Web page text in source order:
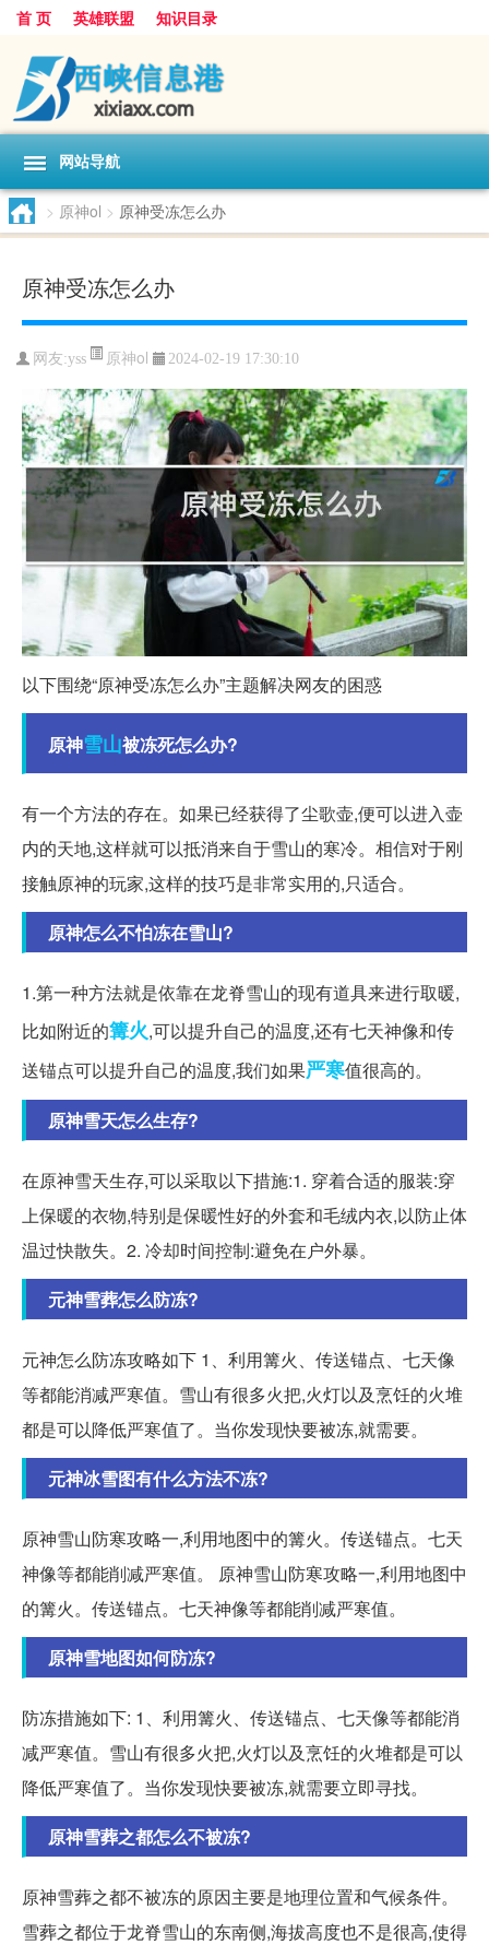
首 页 英雄联盟 知识目录
网站导航
> 原神ol > 原神受冻怎么办
原神受冻怎么办
网友:yss 原神ol 2024-02-19 17:30:10
以下围绕“原神受冻怎么办”主题解决网友的困惑
原神雪山被冻死怎么办?
有一个方法的存在。如果已经获得了尘歌壶,便可以进入壶
内的天地,这样就可以抵消来自于雪山的寒冷。相信对于刚
接触原神的玩家,这样的技巧是非常实用的,只适合。
原神怎么不怕冻在雪山?
1.第一种方法就是依靠在龙脊雪山的现有道具来进行取暖,
比如附近的篝火,可以提升自己的温度,还有七天神像和传
送锚点可以提升自己的温度,我们如果严寒值很高的。
原神雪天怎么生存?
在原神雪天生存,可以采取以下措施:1. 穿着合适的服装:穿
上保暖的衣物,特别是保暖性好的外套和毛绒内衣,以防止体
温过快散失。2. 冷却时间控制:避免在户外暴。
元神雪葬怎么防冻?
元神怎么防冻攻略如下 1、利用篝火、传送锚点、七天像
等都能消减严寒值。雪山有很多火把,火灯以及烹饪的火堆
都是可以降低严寒值了。当你发现快要被冻,就需要。
元神冰雪图有什么方法不冻?
原神雪山防寒攻略一,利用地图中的篝火。传送锚点。七天
神像等都能削减严寒值。 原神雪山防寒攻略一,利用地图中
的篝火。传送锚点。七天神像等都能削减严寒值。
原神雪地图如何防冻?
防冻措施如下: 1、利用篝火、传送锚点、七天像等都能消
减严寒值。雪山有很多火把,火灯以及烹饪的火堆都是可以
降低严寒值了。当你发现快要被冻,就需要立即寻找。
原神雪葬之都怎么不被冻?
原神雪葬之都不被冻的原因主要是地理位置和气候条件。
雪葬之都位于龙脊雪山的东南侧,海拔高度也不是很高,使得